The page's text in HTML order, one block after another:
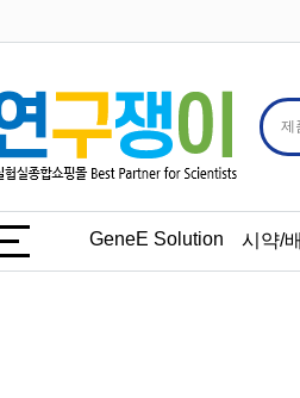
GeneE Solution 시약/